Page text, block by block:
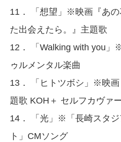
11． 「想望」※映画『あの
た出会えたら。』主題歌
12． 「Walking with you」
ゥルメンタル楽曲
13． 「ヒトツボシ」※映
題歌 KOH＋ セルフカヴァ
14． 「光」※「長崎スタジ
ト」CMソング